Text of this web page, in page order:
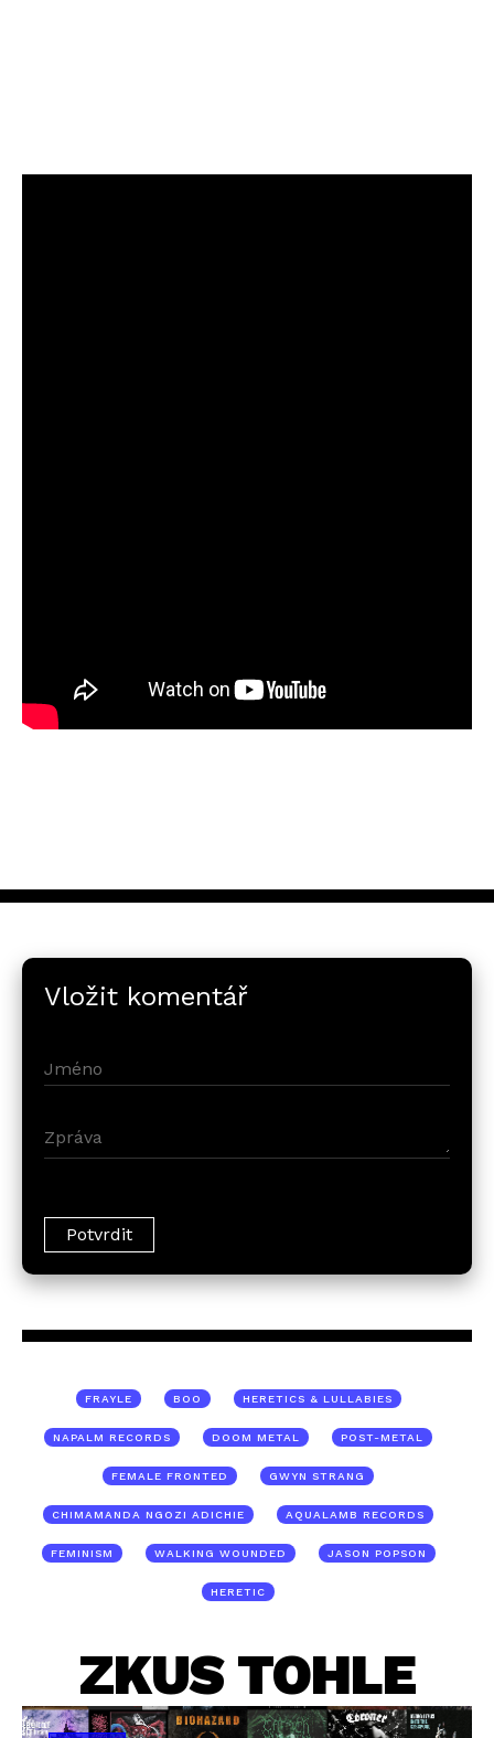
Vložit komentář
FRAYLE BOO HERETICS & LULLABIES
NAPALM RECORDS DOOM METAL POST-METAL
FEMALE FRONTED GWYN STRANG
CHIMAMANDA NGOZI ADICHIE AQUALAMB RECORDS
FEMINISM WALKING WOUNDED JASON POPSON
HERETIC
ZKUS TOHLE